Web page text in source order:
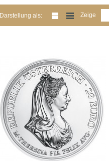
Darstellung als: Zeige